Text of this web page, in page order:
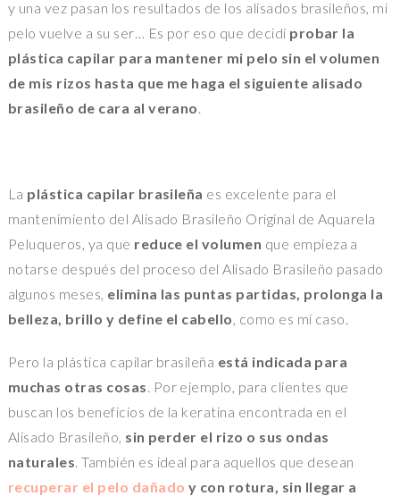
y una vez pasan los resultados de los alisados brasileños, mi
pelo vuelve a su ser… Es por eso que decidí probar la
plástica capilar para mantener mi pelo sin el volumen
de mis rizos hasta que me haga el siguiente alisado
brasileño de cara al verano
La plástica capilar brasileña es excelente para el
mantenimiento del Alisado Brasileño Original de Aquarela
Peluqueros, ya que reduce el volumen que empieza a
notarse después del proceso del Alisado Brasileño pasado
algunos meses, elimina las puntas partidas, prolonga la
belleza, brillo y define el cabello , como es mi caso.
Pero la plástica capilar brasileña está indicada para
muchas otras cosas . Por ejemplo, para clientes que
buscan los beneficios de la keratina encontrada en el
Alisado Brasileño, sin perder el rizo o sus ondas
naturales . También es ideal para aquellos que desean
recuperar el pelo dañado y con rotura, sin llegar a